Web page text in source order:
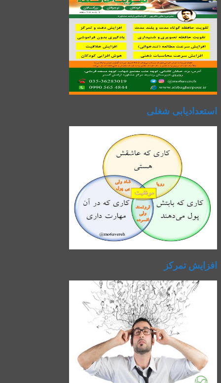
استعدادیابی شغلی
افزایش تمرکز